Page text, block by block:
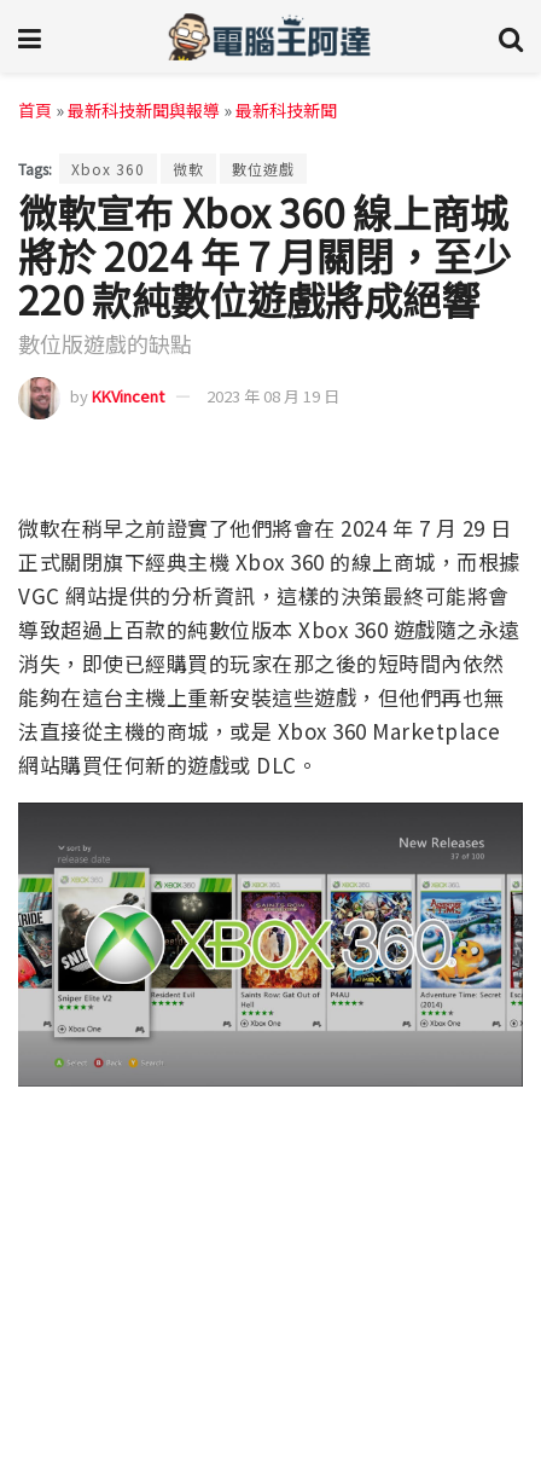
首頁 »最新科技新聞與報導 »最新科技新聞
Tags: Xbox 360 微軟 數位遊戲
微軟宣布 Xbox 360 線上商城
將於 2024 年 7 月關閉，至少
220 款純數位遊戲將成絕響
數位版遊戲的缺點
byKKVincent 2023 年 08 月 19 日
微軟在稍早之前證實了他們將會在 2024 年 7 月 29 日
正式關閉旗下經典主機 Xbox 360 的線上商城，而根據
VGC 網站提供的分析資訊，這樣的決策最終可能將會
導致超過上百款的純數位版本 Xbox 360 遊戲隨之永遠
消失，即使已經購買的玩家在那之後的短時間內依然
能夠在這台主機上重新安裝這些遊戲，但他們再也無
法直接從主機的商城，或是 Xbox 360 Marketplace
網站購買任何新的遊戲或 DLC。